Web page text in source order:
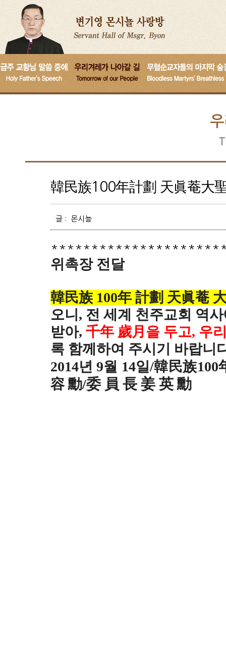
韓民族100年計劃 天眞菴大
글 : 몬시뇰
위촉장 전달
韓民族 100年 計劃 天眞菴
오니, 전 세계 천주교회 역
받아, 千年 歲月을 두고, 우
록 함께하여 주시기 바랍니
2014년 9월 14일/韓民族100
容 勳/委 員 長 姜 英 勳